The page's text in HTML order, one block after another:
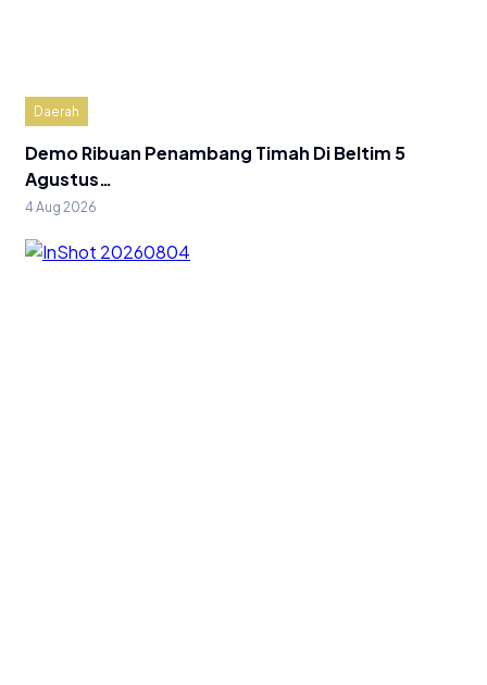
Daerah
Demo Ribuan Penambang Timah Di Beltim 5
Agustus…
4 Aug 2026